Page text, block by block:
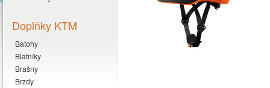
Doplňky KTM
Batohy
Blatníky
Brašny
Brzdy